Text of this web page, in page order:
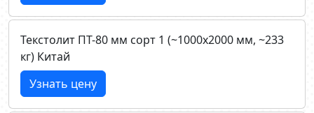
Текстолит ПТ-80 мм сорт 1 (~1000х2000 мм, ~233
кг) Китай
Узнать цену